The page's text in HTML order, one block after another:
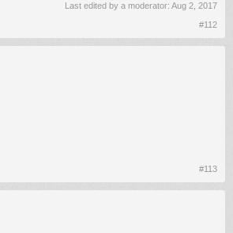
Last edited by a moderator: Aug 2, 2017
#112
#113